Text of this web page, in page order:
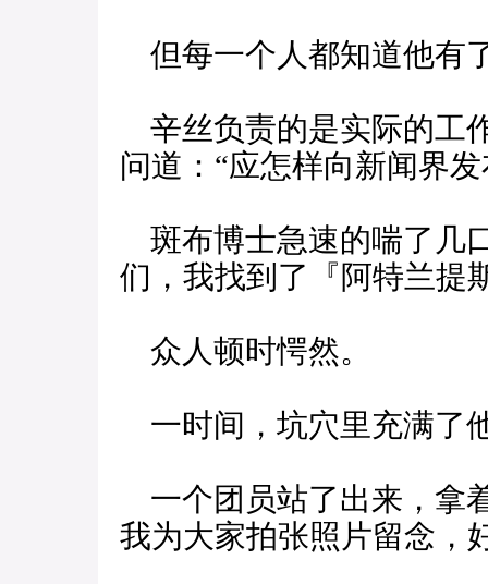
但每一个人都知道他有
辛丝负责的是实际的工
问道：“应怎样向新闻界
斑布博士急速的喘了几
们，我找到了『阿特兰提
众人顿时愕然。
一时间，坑穴里充满了
一个团员站了出来，拿
我为大家拍张照片留念，